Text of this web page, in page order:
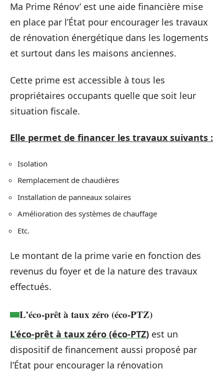
Ma Prime Rénov’ est une aide financière mise
en place par l’État pour encourager les travaux
de rénovation énergétique dans les logements
et surtout dans les maisons anciennes.
Cette prime est accessible à tous les
propriétaires occupants quelle que soit leur
situation fiscale.
Elle permet de financer les travaux suivants :
Isolation
Remplacement de chaudières
Installation de panneaux solaires
Amélioration des systèmes de chauffage
Etc.
Le montant de la prime varie en fonction des
revenus du foyer et de la nature des travaux
effectués.
L’éco-prêt à taux zéro (éco-PTZ)
L’éco-prêt à taux zéro (éco-PTZ) est un
dispositif de financement aussi proposé par
l’État pour encourager la rénovation